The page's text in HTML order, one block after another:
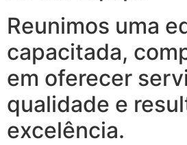
Reunimos uma
capacitada,
em oferecer
qualidade e
excelência.